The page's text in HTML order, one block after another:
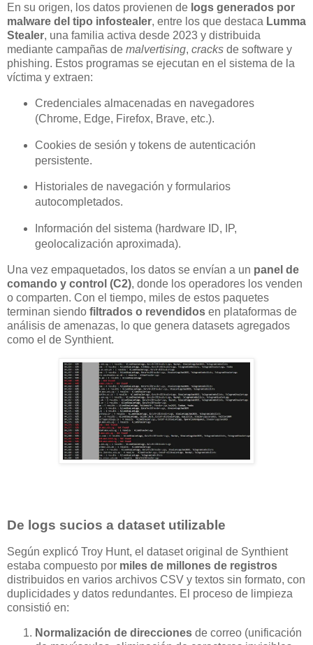
En su origen, los datos provienen de logs generados por
malware del tipo infostealer, entre los que destaca Lumma
Stealer, una familia activa desde 2023 y distribuida
mediante campañas de malvertising, cracks de software y
phishing. Estos programas se ejecutan en el sistema de la
víctima y extraen:
Credenciales almacenadas en navegadores
(Chrome, Edge, Firefox, Brave, etc.).
Cookies de sesión y tokens de autenticación
persistente.
Historiales de navegación y formularios
autocompletados.
Información del sistema (hardware ID, IP,
geolocalización aproximada).
Una vez empaquetados, los datos se envían a un panel de
comando y control (C2), donde los operadores los venden
o comparten. Con el tiempo, miles de estos paquetes
terminan siendo filtrados o revendidos en plataformas de
análisis de amenazas, lo que genera datasets agregados
como el de Synthient.
De logs sucios a dataset utilizable
Según explicó Troy Hunt, el dataset original de Synthient
estaba compuesto por miles de millones de registros
distribuidos en varios archivos CSV y textos sin formato, con
duplicidades y datos redundantes. El proceso de limpieza
consistió en:
Normalización de direcciones de correo (unificación